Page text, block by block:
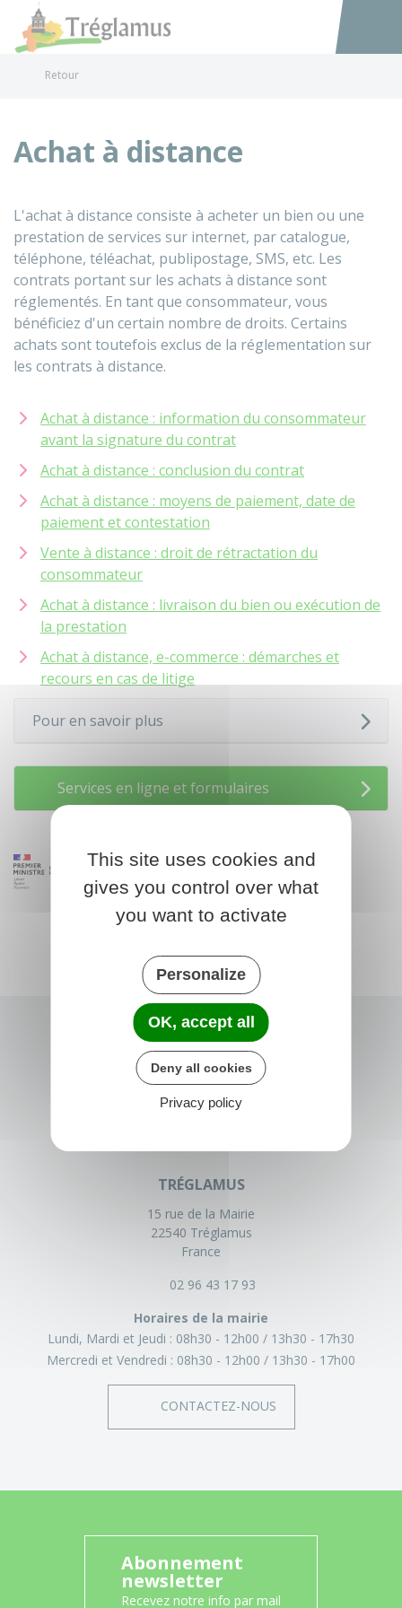
Accéder
Retour
Achat à distance
L'achat à distance consiste à acheter un bien ou une
prestation de services sur internet, par catalogue,
téléphone, téléachat, publipostage, SMS, etc. Les
contrats portant sur les achats à distance sont
réglementés. En tant que consommateur, vous
bénéficiez d'un certain nombre de droits. Certains
achats sont toutefois exclus de la réglementation sur
les contrats à distance.
Achat à distance : information du consommateur
avant la signature du contrat
Achat à distance : conclusion du contrat
Achat à distance : moyens de paiement, date de
paiement et contestation
Vente à distance : droit de rétractation du
consommateur
Achat à distance : livraison du bien ou exécution de
la prestation
Achat à distance, e-commerce : démarches et
recours en cas de litige
Pour en savoir plus
Services en ligne et formulaires
TRÉGLAMUS
15 rue de la Mairie
22540 Tréglamus
France
02 96 43 17 93
Horaires de la mairie
Lundi, Mardi et Jeudi : 08h30 - 12h00
13h30 - 17h30
Mercredi et Vendredi : 08h30 - 12h00 13h30 - 17h00
CONTACTEZ-NOUS
Abonnement
newsletter
Recevez notre info par mail
This site uses cookies and
gives you control over what
you want to activate
Personalize
OK, accept all
Deny all cookies
Privacy policy